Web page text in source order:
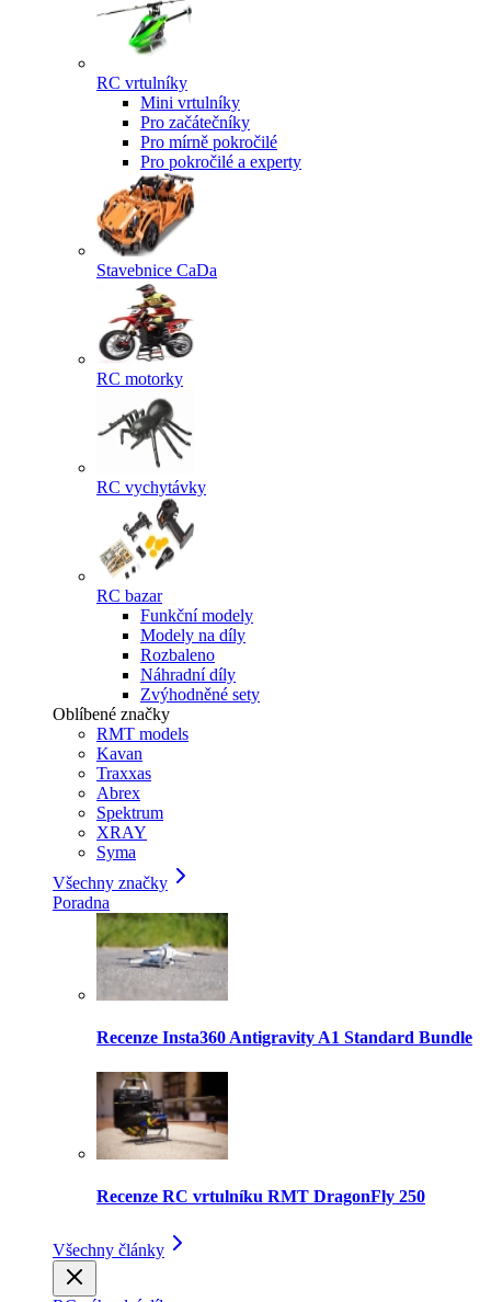
RC vrtulníky
Mini vrtulníky
Pro začátečníky
Pro mírně pokročilé
Pro pokročilé a experty
Stavebnice CaDa
RC motorky
RC vychytávky
RC bazar
Funkční modely
Modely na díly
Rozbaleno
Náhradní díly
Zvýhodněné sety
Oblíbené značky
RMT models
Kavan
Traxxas
Abrex
Spektrum
XRAY
Syma
Všechny značky
Poradna
Recenze Insta360 Antigravity A1 Standard Bundle
Recenze RC vrtulníku RMT DragonFly 250
Všechny články